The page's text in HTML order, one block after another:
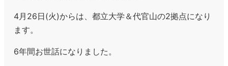
4月26日(火)からは、都立大学＆代官山の2拠点になり
ます。
6年間お世話になりました。